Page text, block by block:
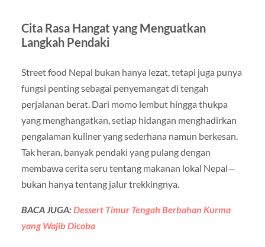
Cita Rasa Hangat yang Menguatkan
Langkah Pendaki
Street food Nepal bukan hanya lezat, tetapi juga punya
fungsi penting sebagai penyemangat di tengah
perjalanan berat. Dari momo lembut hingga thukpa
yang menghangatkan, setiap hidangan menghadirkan
pengalaman kuliner yang sederhana namun berkesan.
Tak heran, banyak pendaki yang pulang dengan
membawa cerita seru tentang makanan lokal Nepal—
bukan hanya tentang jalur trekkingnya.
BACA JUGA: Dessert Timur Tengah Berbahan Kurma
yang Wajib Dicoba